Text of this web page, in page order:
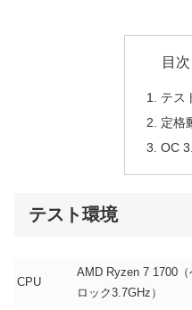
目次
テス
定格
OC
テスト環境
CPU
AMD Ryzen 7 1700
ロック3.7GHz）